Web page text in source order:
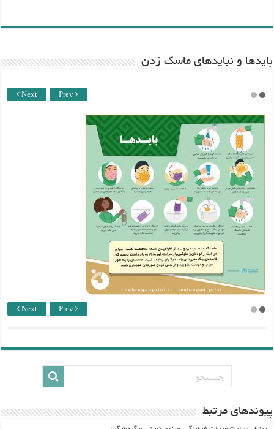
باید‌ها و نبایدهای ماسک زدن
Next Prev
Next Prev
پيوندهاي مرتبط